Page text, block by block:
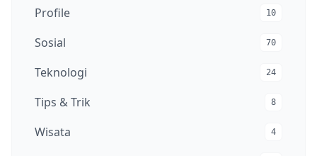
Profile 10
Sosial 70
Teknologi 24
Tips & Trik 8
Wisata 4